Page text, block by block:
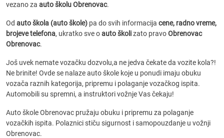
vezano za auto školu Obrenovac.
Od auto škola (auto škole) pa do svih informacija cene, radno vreme,
brojeve telefona, ukratko sve oauto školizato pravoObrenovac
Obrenovac.
Još uvek nemate vozačku dozvolu,a ne jedva čekate da vozite kola?!
Ne brinite! Ovde se nalaze auto škole koje u ponudi imaju obuku
vozača raznih kategorija, pripremu i polaganje vozačkog ispita.
Automobili su spremni, a instruktori vožnje Vas čekaju!
Auto škole Obrenovac pružaju obuku i pripremu za polaganje
vozačkih ispita. Polaznici stiču sigurnost i samopouzdanje u vožnji
Obrenovac.